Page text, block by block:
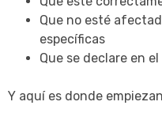
Que no esté
específicas
Que se declare en
Y aquí es donde